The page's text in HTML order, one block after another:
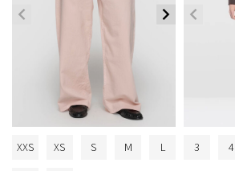
XXS XS S M L 3 4